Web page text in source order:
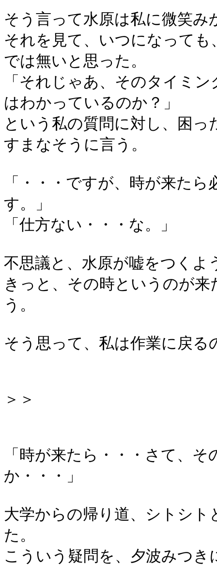
そう言って水原は私に微笑み
それを見て、いつになって
では無いと思った。
「それじゃあ、そのタイミ
はわかっているのか？」
という私の質問に対し、困
すまなそうに言う。
「・・・ですが、時が来た
す。」
「仕方ない・・・な。」
不思議と、水原が嘘をつくよ
きっと、その時というのが
う。
そう思って、私は作業に戻る
＞＞
「時が来たら・・・さて、
か・・・」
大学からの帰り道、シトシ
た。
こういう疑問を、夕波みつ